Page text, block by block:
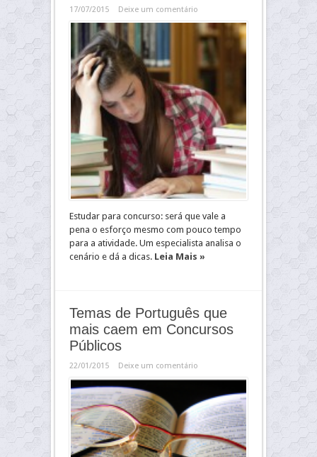
17/07/2015 Deixe um comentário
Estudar para concurso: será que vale a
pena o esforço mesmo com pouco tempo
para a atividade. Um especialista analisa o
cenário e dá a dicas. Leia Mais »
Temas de Português que
mais caem em Concursos
Públicos
22/01/2015 Deixe um comentário